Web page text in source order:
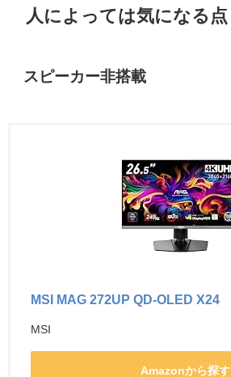
人によっては気になる点
スピーカー非搭載
MSI MAG 272UP QD-OLED X24
MSI
Amazonから探す